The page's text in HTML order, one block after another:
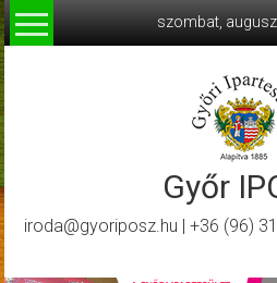
Skip
to
content
szombat,
Győr
iroda@gyoriposz.hu | +36 (96)